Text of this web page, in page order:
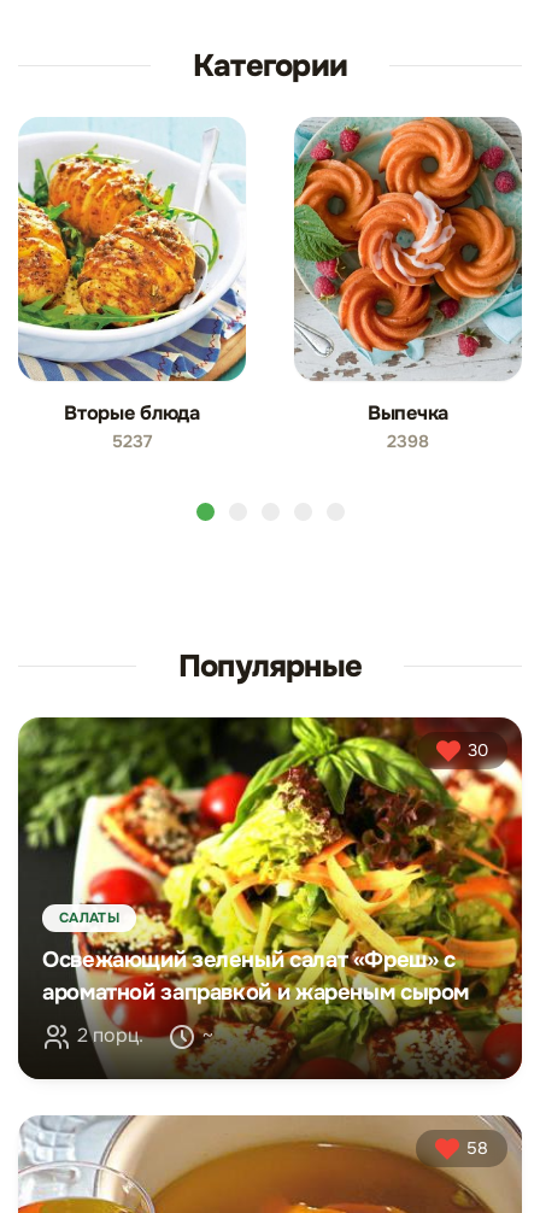
Категории
Вторые блюда
5237
Выпечка
2398
Популярные
30
САЛАТЫ
Освежающий зеленый салат «Фреш» с
ароматной заправкой и жареным сыром
2 порц. ~
58